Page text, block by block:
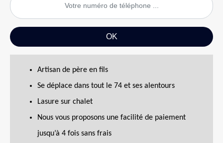
Artisan de père en fils
Se déplace dans tout le 74 et ses alentours
Lasure sur chalet
Nous vous proposons une facilité de paiement
jusqu’à 4 fois sans frais